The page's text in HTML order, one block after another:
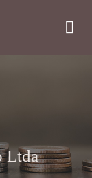
Ltda